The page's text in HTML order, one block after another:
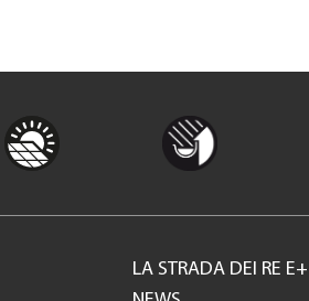
Footer
LA STRADA DEI RE E+